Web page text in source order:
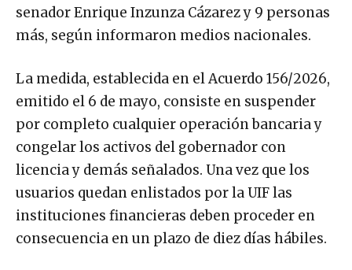
senador Enrique Inzunza Cázarez y 9 personas
más, según informaron medios nacionales.
La medida, establecida en el Acuerdo 156/2026,
emitido el 6 de mayo, consiste en suspender
por completo cualquier operación bancaria y
congelar los activos del gobernador con
licencia y demás señalados. Una vez que los
usuarios quedan enlistados por la UIF las
instituciones financieras deben proceder en
consecuencia en un plazo de diez días hábiles.